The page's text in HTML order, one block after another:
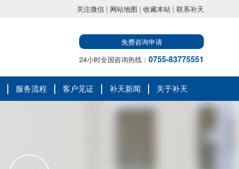
关注微信 | 网站地图 | 收藏本站 | 联系补天
免费咨询申请
24小时全国咨询热线： 0755-83775551
服务流程 客户见证 补天新闻 关于补天